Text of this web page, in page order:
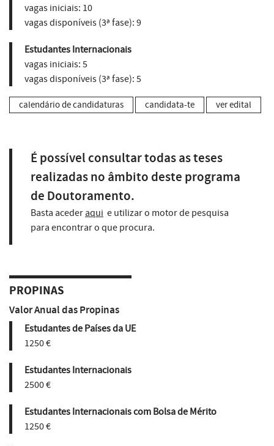
vagas iniciais: 10
vagas disponíveis (3ª fase): 9
Estudantes Internacionais
vagas iniciais: 5
vagas disponíveis (3ª fase): 5
calendário de candidaturas candidata-te ver edital
É possível consultar todas as teses
realizadas no âmbito deste programa
de Doutoramento.
Basta aceder aqui e utilizar o motor de pesquisa
para encontrar o que procura.
PROPINAS
Valor Anual das Propinas
Estudantes de Países da UE
1250 €
Estudantes Internacionais
2500 €
Estudantes Internacionais com Bolsa de Mérito
1250 €